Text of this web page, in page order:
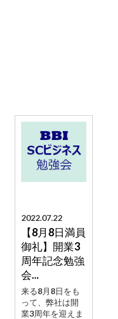
2022.07.22
【8月8日満員
御礼】開業3
周年記念勉強
会...
来る8月8日をも
って、弊社は開
業3周年を迎えま